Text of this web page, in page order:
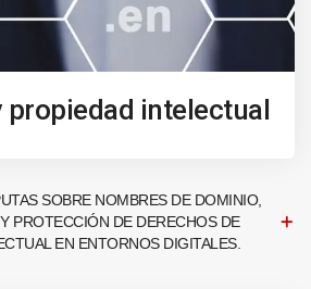
propiedad intelectual
SOBRE NOMBRES DE DOMINIO,
PROTECCIÓN DE DERECHOS DE
EN ENTORNOS DIGITALES.